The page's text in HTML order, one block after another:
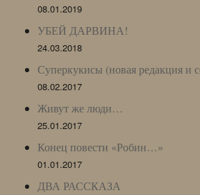
08.01.2019
УБЕЙ ДАРВИНА!
24.03.2018
Суперкукисы (новая редакция и
08.02.2017
Живут же люди…
25.01.2017
Конец повести «Робин…»
01.01.2017
ДВА РАССКАЗА